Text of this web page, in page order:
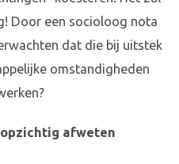
Door een socioloog nota
dat die bij uitstek
omstandigheden
afweten